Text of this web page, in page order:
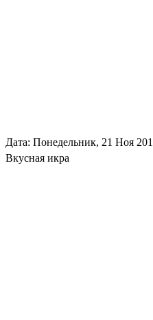
Дата: Понедельник, 21 Ноя
Вкусная икра